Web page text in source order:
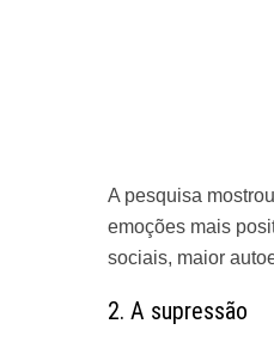
A pesquisa
emoções mais
sociais, maior
2. A supressão